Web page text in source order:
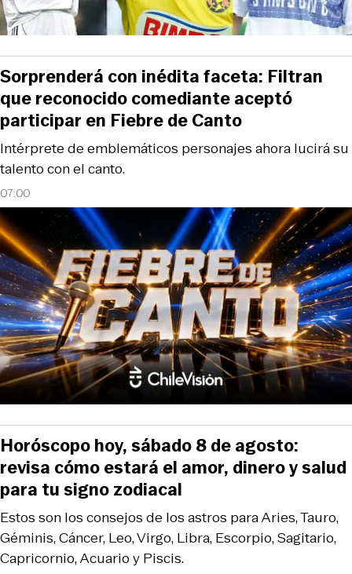
07:00
Intérprete de emblemáticos personajes ahora lucirá su
talento con el canto.
Sorprenderá con inédita faceta: Filtran
que reconocido comediante aceptó
participar en Fiebre de Canto
Estos son los consejos de los astros para Aries, Tauro,
Géminis, Cáncer, Leo, Virgo, Libra, Escorpio, Sagitario,
Capricornio, Acuario y Piscis.
Horóscopo hoy, sábado 8 de agosto:
revisa cómo estará el amor, dinero y salud
para tu signo zodiacal